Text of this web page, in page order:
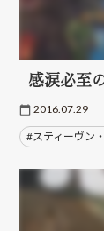
感涙必至
2016.07.29
#スティーヴン